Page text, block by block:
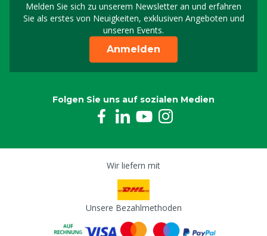
Melden Sie sich zu unserem Newsletter an und erfahren
Sie als erstes von Neuigkeiten, exklusiven Angeboten und
unseren Events.
Melden Sie sich für
Anmelden
Folgen Sie uns auf sozialen Medien
Wir liefern mit
Unsere Bezahlmethoden